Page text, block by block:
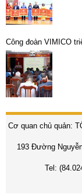
Công đoàn VIMICO
Cơ quan chủ quản:
193 Đường
Tel: